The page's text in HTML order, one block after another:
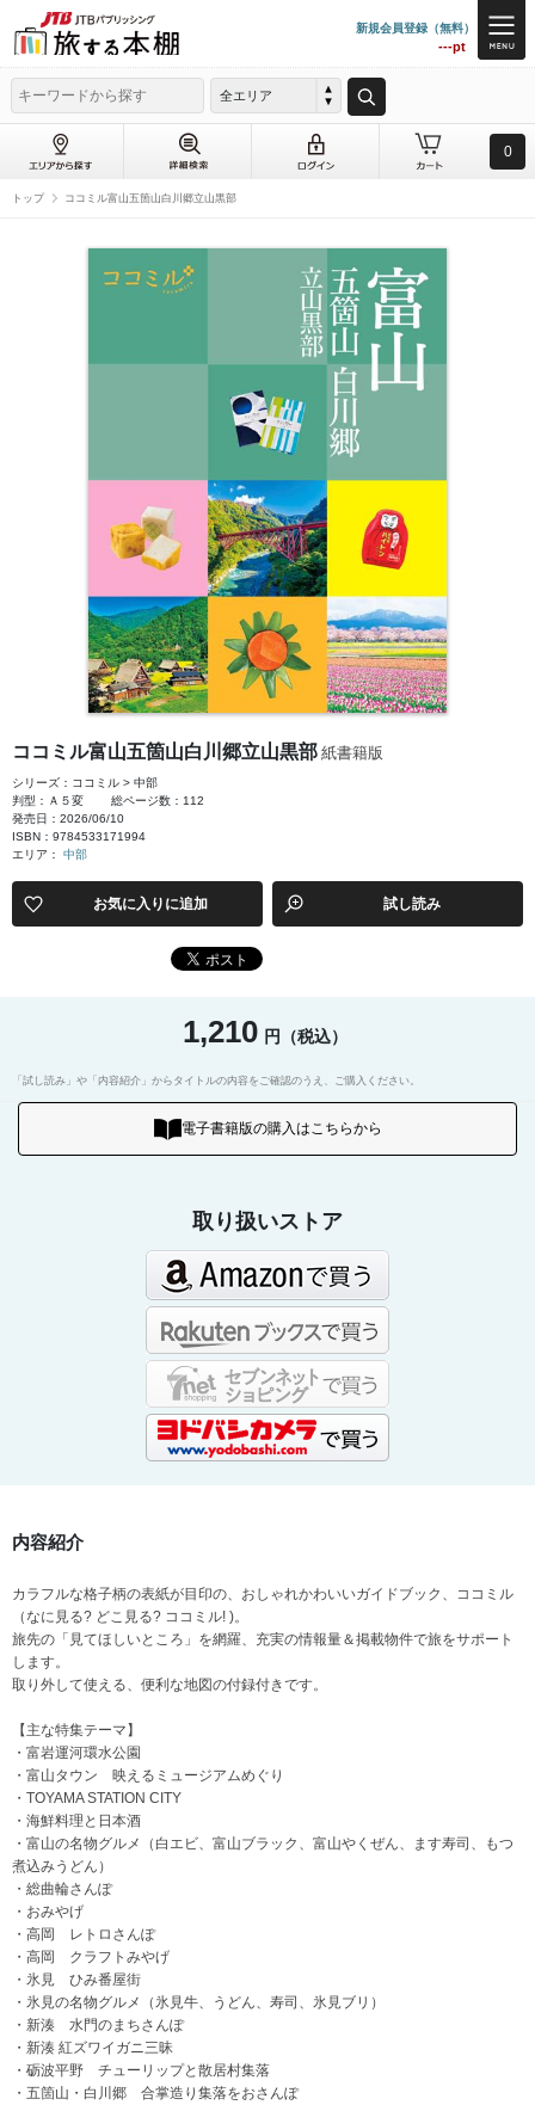
新規会員登録（無料）
---pt
全エリア
0
トップ ココミル富山五箇山白川郷立山黒部
ココミル富山五箇山白川郷立山黒部 紙書籍版
シリーズ：ココミル > 中部
判型：Ａ５変
総ページ数：112
発売日：2026/06/10
ISBN：9784533171994
エリア： 中部
お気に入りに追加 試し読み
1,210 円（税込）
「試し読み」や「内容紹介」からタイトルの内容をご確認のうえ、ご購入ください。
電子書籍版の購入はこちらから
取り扱いストア
内容紹介
カラフルな格子柄の表紙が目印の、おしゃれかわいいガイドブック、ココミル
（なに見る? どこ見る? ココミル! )。
旅先の「見てほしいところ」を網羅、充実の情報量＆掲載物件で旅をサポート
します。
取り外して使える、便利な地図の付録付きです。
【主な特集テーマ】
・富岩運河環水公園
・富山タウン 映えるミュージアムめぐり
・TOYAMA STATION CITY
・海鮮料理と日本酒
・富山の名物グルメ（白エビ、富山ブラック、富山やくぜん、ます寿司、もつ
煮込みうどん）
・総曲輪さんぽ
・おみやげ
・高岡 レトロさんぽ
・高岡 クラフトみやげ
・氷見 ひみ番屋街
・氷見の名物グルメ（氷見牛、うどん、寿司、氷見ブリ）
・新湊 水門のまちさんぽ
・新湊 紅ズワイガニ三昧
・砺波平野 チューリップと散居村集落
・五箇山・白川郷 合掌造り集落をおさんぽ